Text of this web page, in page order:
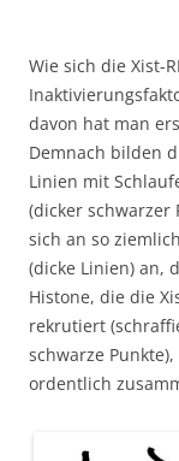
Wie sich die Xist-
davon hat man
Demnach bilden
Linien mit
(dicker schwarzer
sich an so
(dicke Linien) an,
Histone, die die
rekrutiert
schwarze
ordentlich